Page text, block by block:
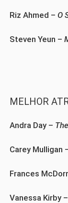
Riz Ahmed – O
Steven Yeun –
MELHOR
Andra Day –
Carey Mulligan
Frances
Vanessa Kirby –